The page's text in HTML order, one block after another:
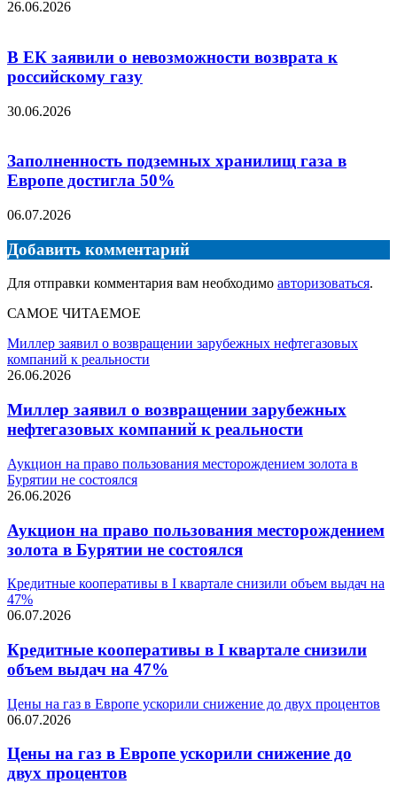
26.06.2026
В ЕК заявили о невозможности возврата к
российскому газу
30.06.2026
Заполненность подземных хранилищ газа в
Европе достигла 50%
06.07.2026
Добавить комментарий
Для отправки комментария вам необходимо авторизоваться.
САМОЕ ЧИТАЕМОЕ
Миллер заявил о возвращении зарубежных нефтегазовых
компаний к реальности
26.06.2026
Миллер заявил о возвращении зарубежных
нефтегазовых компаний к реальности
Аукцион на право пользования месторождением золота в
Бурятии не состоялся
26.06.2026
Аукцион на право пользования месторождением
золота в Бурятии не состоялся
Кредитные кооперативы в I квартале снизили объем выдач на
47%
06.07.2026
Кредитные кооперативы в I квартале снизили
объем выдач на 47%
Цены на газ в Европе ускорили снижение до двух процентов
06.07.2026
Цены на газ в Европе ускорили снижение до
двух процентов